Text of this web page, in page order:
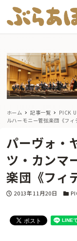
ホーム 記事一覧 PICK
ルハーモニー管弦楽団《フィ
パーヴォ・
ツ・カンマ
楽団《フィ
投稿日
2013年11月20日 カテ